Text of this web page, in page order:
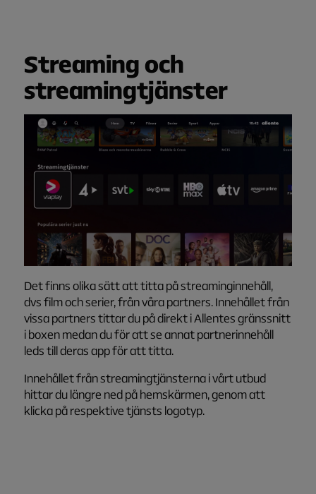
Streaming och
streamingtjänster
Det finns olika sätt att titta på streaminginnehåll,
dvs film och serier, från våra partners. Innehållet från
vissa partners tittar dupå direkt i Allentes gränssnitt
i boxen medan du för att se annat partnerinnehåll
leds till deras app för att titta.
Innehållet från streamingtjänsterna i vårt utbud
hittar du längre ned på hemskärmen, genom att
klicka på respektive tjänsts logotyp.